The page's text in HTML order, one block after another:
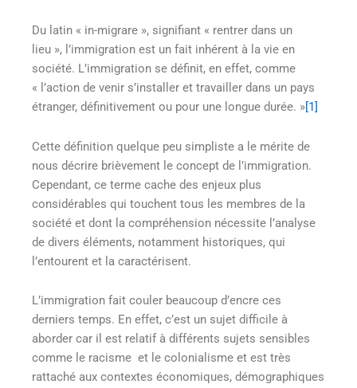
Du latin « in-migrare », signifiant « rentrer dans un
lieu », l’immigration est un fait inhérent à la vie en
société. L’immigration se définit, en effet, comme
« l’action de venir s’installer et travailler dans un pays
étranger, définitivement ou pour une longue durée. »[1]
Cette définition quelque peu simpliste a le mérite de
nous décrire brièvement le concept de l’immigration.
Cependant, ce terme cache des enjeux plus
considérables qui touchent tous les membres de la
société et dont la compréhension nécessite l’analyse
de divers éléments, notamment historiques, qui
l’entourent et la caractérisent.
L’immigration fait couler beaucoup d’encre ces
derniers temps. En effet, c’est un sujet difficile à
aborder car il est relatif à différents sujets sensibles
comme le racisme et le colonialisme et est très
rattaché aux contextes économiques, démographiques